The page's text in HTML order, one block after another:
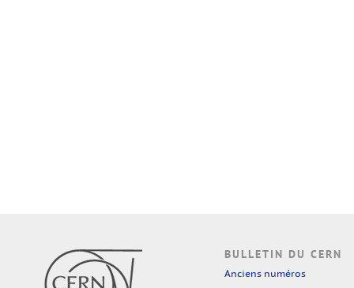
BULLETIN DU CERN
Anciens numéros